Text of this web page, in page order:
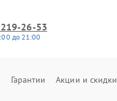
26-53
до 21:00
Гарантии Акции и скидки